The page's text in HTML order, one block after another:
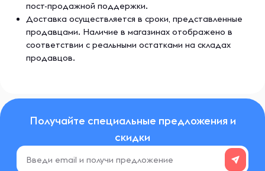
пост-продажной поддержки.
Доставка осуществляется в сроки, представленные
продавцами. Наличие в магазинах отображено в
соответствии с реальными остатками на складах
продавцов.
Получайте специальные предложения и
скидки